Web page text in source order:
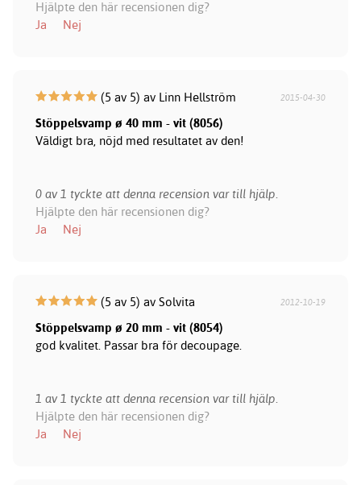
Hjälpte den här recensionen dig?
Ja
Nej
(5 av 5) av Linn Hellström 2015-04-30
Stöppelsvamp ø 40 mm - vit (8056)
Väldigt bra, nöjd med resultatet av den!
0 av 1 tyckte att denna recension var till hjälp.
Hjälpte den här recensionen dig?
Ja
Nej
(5 av 5) av Solvita 2012-10-19
Stöppelsvamp ø 20 mm - vit (8054)
god kvalitet. Passar bra för decoupage.
1 av 1 tyckte att denna recension var till hjälp.
Hjälpte den här recensionen dig?
Ja
Nej